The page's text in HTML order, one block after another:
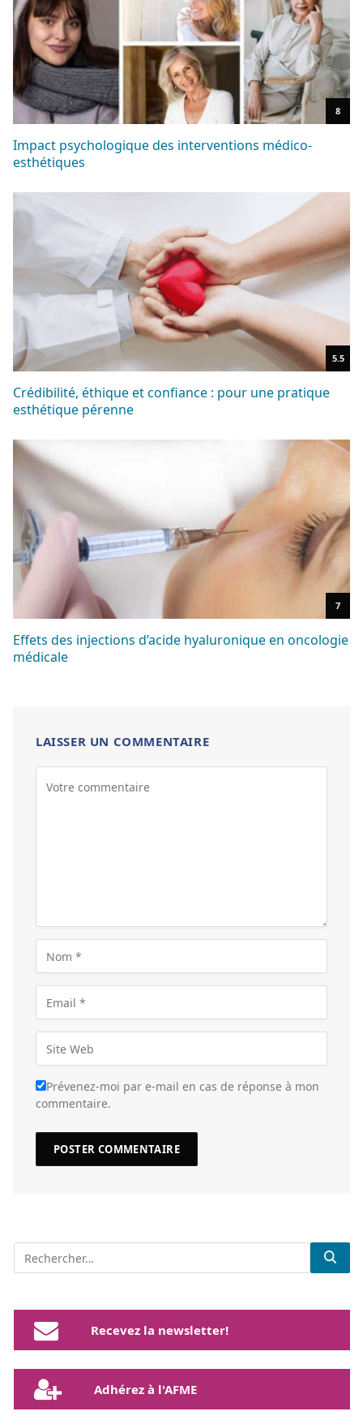
8
Impact psychologique des interventions médico-
esthétiques
5.5
Crédibilité, éthique et confiance : pour une pratique
esthétique pérenne
7
Effets des injections d’acide hyaluronique en oncologie
médicale
LAISSER UN COMMENTAIRE
Prévenez-moi par e-mail en cas de réponse à mon
commentaire.
Recevez la newsletter!
Adhérez à l'AFME